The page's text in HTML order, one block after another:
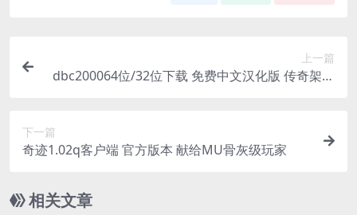
上一篇
dbc200064位/32位下载 免费中文汉化版 传奇架设
下一篇
奇迹1.02q客户端 官方版本 献给MU骨灰级玩家
相关文章